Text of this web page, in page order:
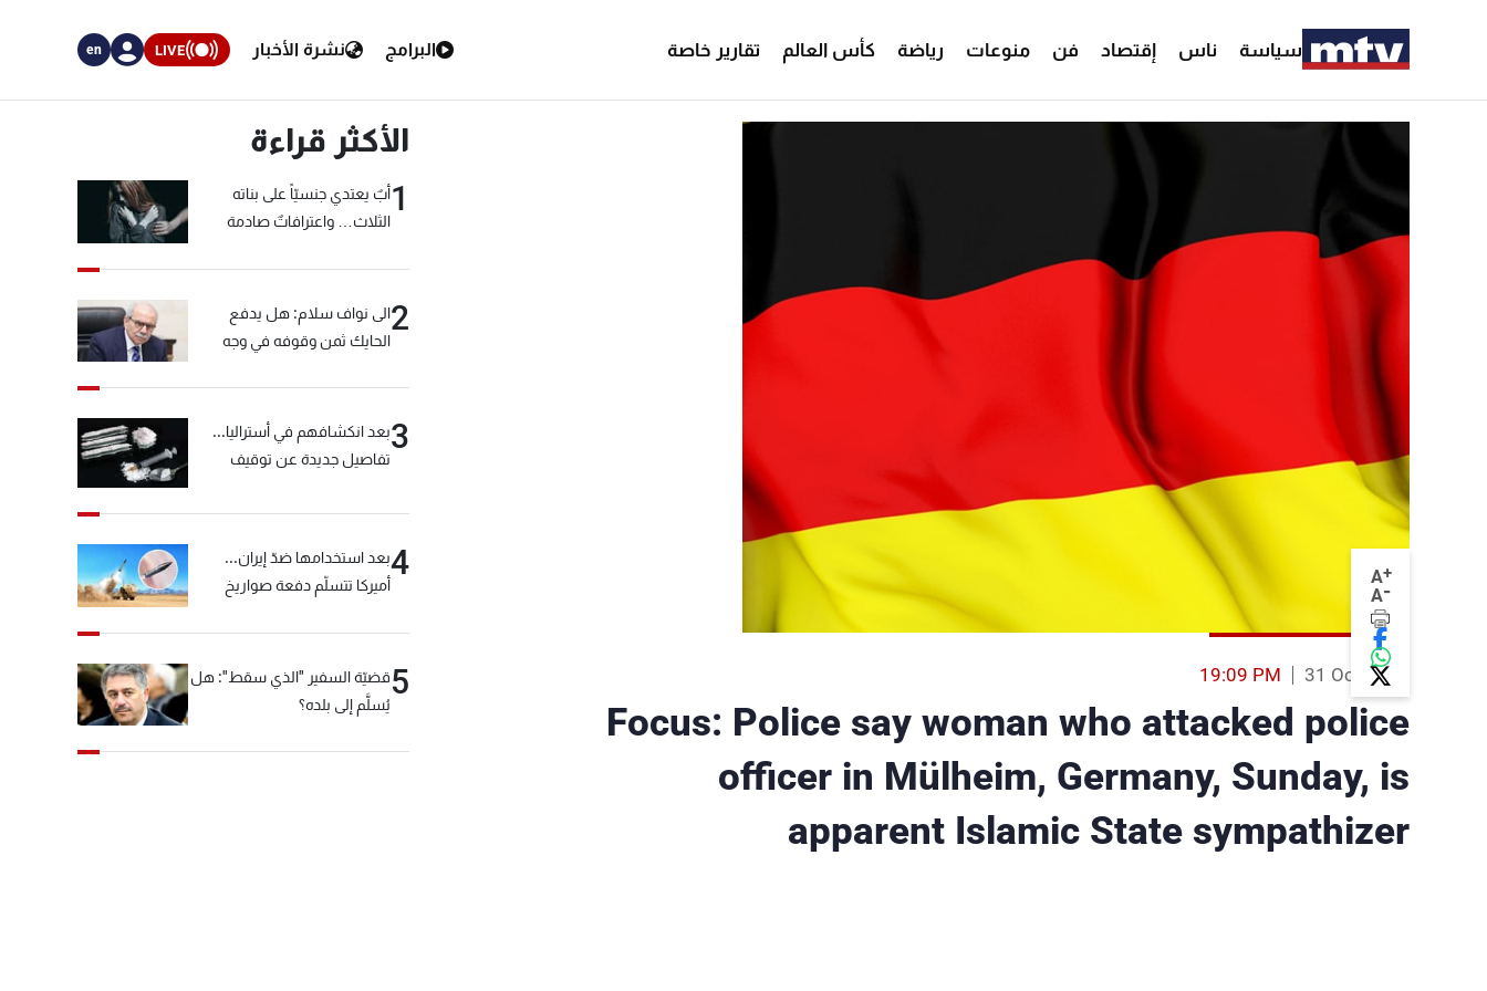
سياسة ناس إقتصاد فن منوعات رياضة كأس العالم تقارير خاصة البرامج نشرة الأخبار LIVE
en
A+
A-
31 Oct 2016
19:09 PM
Focus: Police say woman who attacked police
officer in Mülheim, Germany, Sunday, is
apparent Islamic State sympathizer
الأكثر قراءة
1أبٌ يعتدي جنسيّاً على بناته
الثلاث… واعترافاتٌ صادمة
2الى نواف سلام: هل يدفع
الحايك ثمن وقوفه في وجه
3بعد انكشافهم في أستراليا...
تفاصيل جديدة عن توقيف
4بعد استخدامها ضدّ إيران...
أميركا تتسلّم دفعة صواريخ
5قضيّة السفير "الذي سقط": هل
يُسلَّم إلى بلده؟